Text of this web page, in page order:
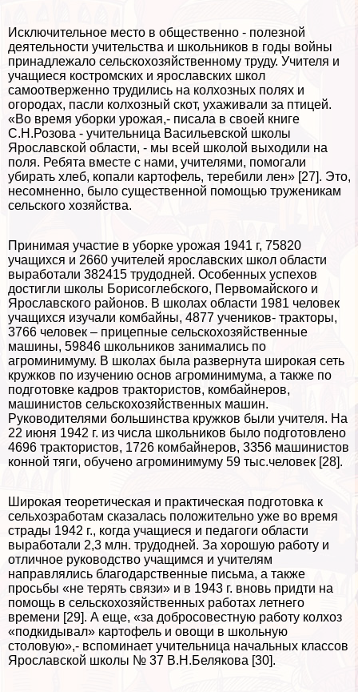
Исключительное место в общественно - полезной
деятельности учительства и школьников в годы войны
принадлежало сельскохозяйственному труду. Учителя и
учащиеся костромских и ярославских школ
самоотверженно трудились на колхозных полях и
огородах, пасли колхозный скот, ухаживали за птицей.
«Во время уборки урожая,- писала в своей книге
С.Н.Розова - учительница Васильевской школы
Ярославской области, - мы всей школой выходили на
поля. Ребята вместе с нами, учителями, помогали
убирать хлеб, копали картофель, теребили лен» [27]. Это,
несомненно, было существенной помощью труженикам
сельского хозяйства.
Принимая участие в уборке урожая 1941 г, 75820
учащихся и 2660 учителей ярославских школ области
выработали 382415 трудодней. Особенных успехов
достигли школы Борисоглебского, Первомайского и
Ярославского районов. В школах области 1981 человек
учащихся изучали комбайны, 4877 учеников- тpaкторы,
3766 человек – прицепные сельскохозяйственные
машины, 59846 школьников занимались по
агроминимуму. В школах была развернута широкая сеть
кружков по изучению основ агроминимума, а также по
подготовке кадров тpaктористов, комбайнеров,
машинистов сельскохозяйственных машин.
Руководителями большинства кружков были учителя. На
22 июня 1942 г. из числа школьников было подготовлено
4696 тpaктористов, 1726 комбайнеров, 3356 машинистов
конной тяги, обучено агроминимуму 59 тыс.человек [28].
Широкая теоретическая и пpaктическая подготовка к
сельхозработам сказалась положительно уже во время
страды 1942 г., когда учащиеся и педагоги области
выработали 2,3 млн. трудодней. За хорошую работу и
отличное руководство учащимся и учителям
направлялись благодарственные письма, а также
просьбы «не терять связи» и в 1943 г. вновь придти на
помощь в сельскохозяйственных работах летнего
времени [29]. А еще, «за добросовестную работу колхоз
«подкидывал» картофель и овощи в школьную
столовую»,- вспоминает учительница начальных классов
Ярославской школы № 37 В.Н.Белякова [30].